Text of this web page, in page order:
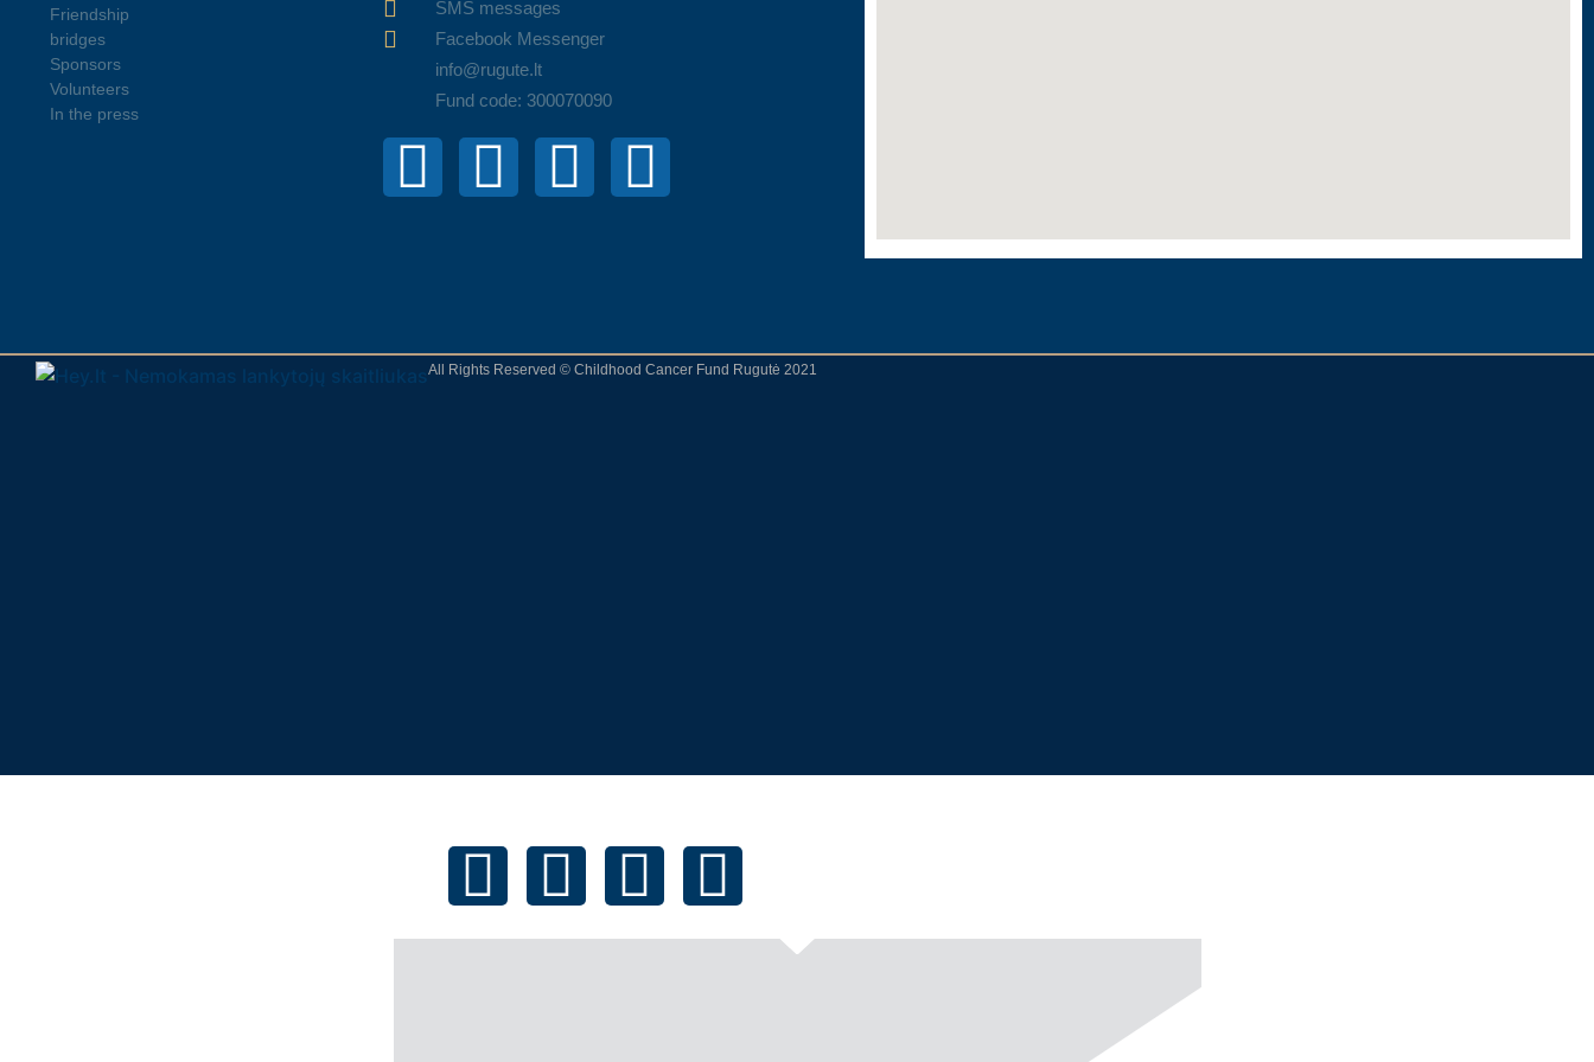
Friendship
bridges
Sponsors
Volunteers
In the press
SMS messages
Facebook Messenger
info@rugute.lt
Fund code: 300070090
All Rights Reserved © Childhood Cancer Fund Rugutė 2021